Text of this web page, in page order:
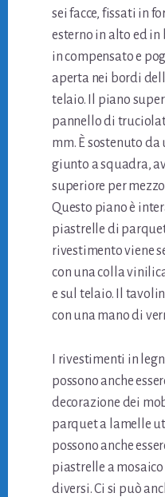
sei facce, fissati in
esterno in alto ed in
in compensato e
aperta nei bordi
telaio. Il piano
pannello di
mm. È sostenuto
giunto a squadra,
superiore per
Questo piano è
piastrelle di
rivestimento viene
con una colla
e sul telaio. Il
con una mano di
I rivestimenti in
possono anche
decorazione dei
parquet a lamelle
possono anche
piastrelle a
diversi. Ci si può